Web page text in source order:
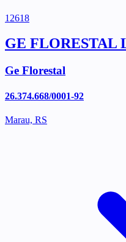
12618
GE FLORESTAL
Ge Florestal
26.374.668/0001-92
Marau, RS